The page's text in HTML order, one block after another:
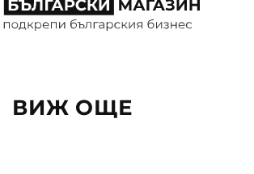
ВИЖ ОЩЕ